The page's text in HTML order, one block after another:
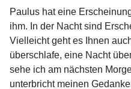
Paulus hat eine
ihm. In der Nacht sind
Vielleicht geht es Ihnen
überschlafe, eine Nacht
sehe ich am nächsten
unterbricht meinen